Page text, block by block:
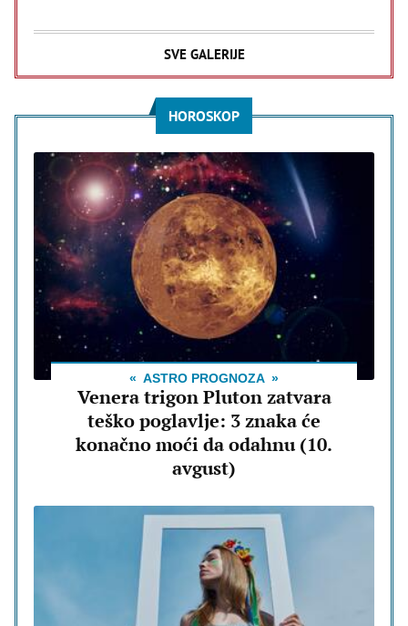
SVE GALERIJE
HOROSKOP
ASTRO PROGNOZA
Venera trigon Pluton zatvara
teško poglavlje: 3 znaka će
konačno moći da odahnu (10.
avgust)